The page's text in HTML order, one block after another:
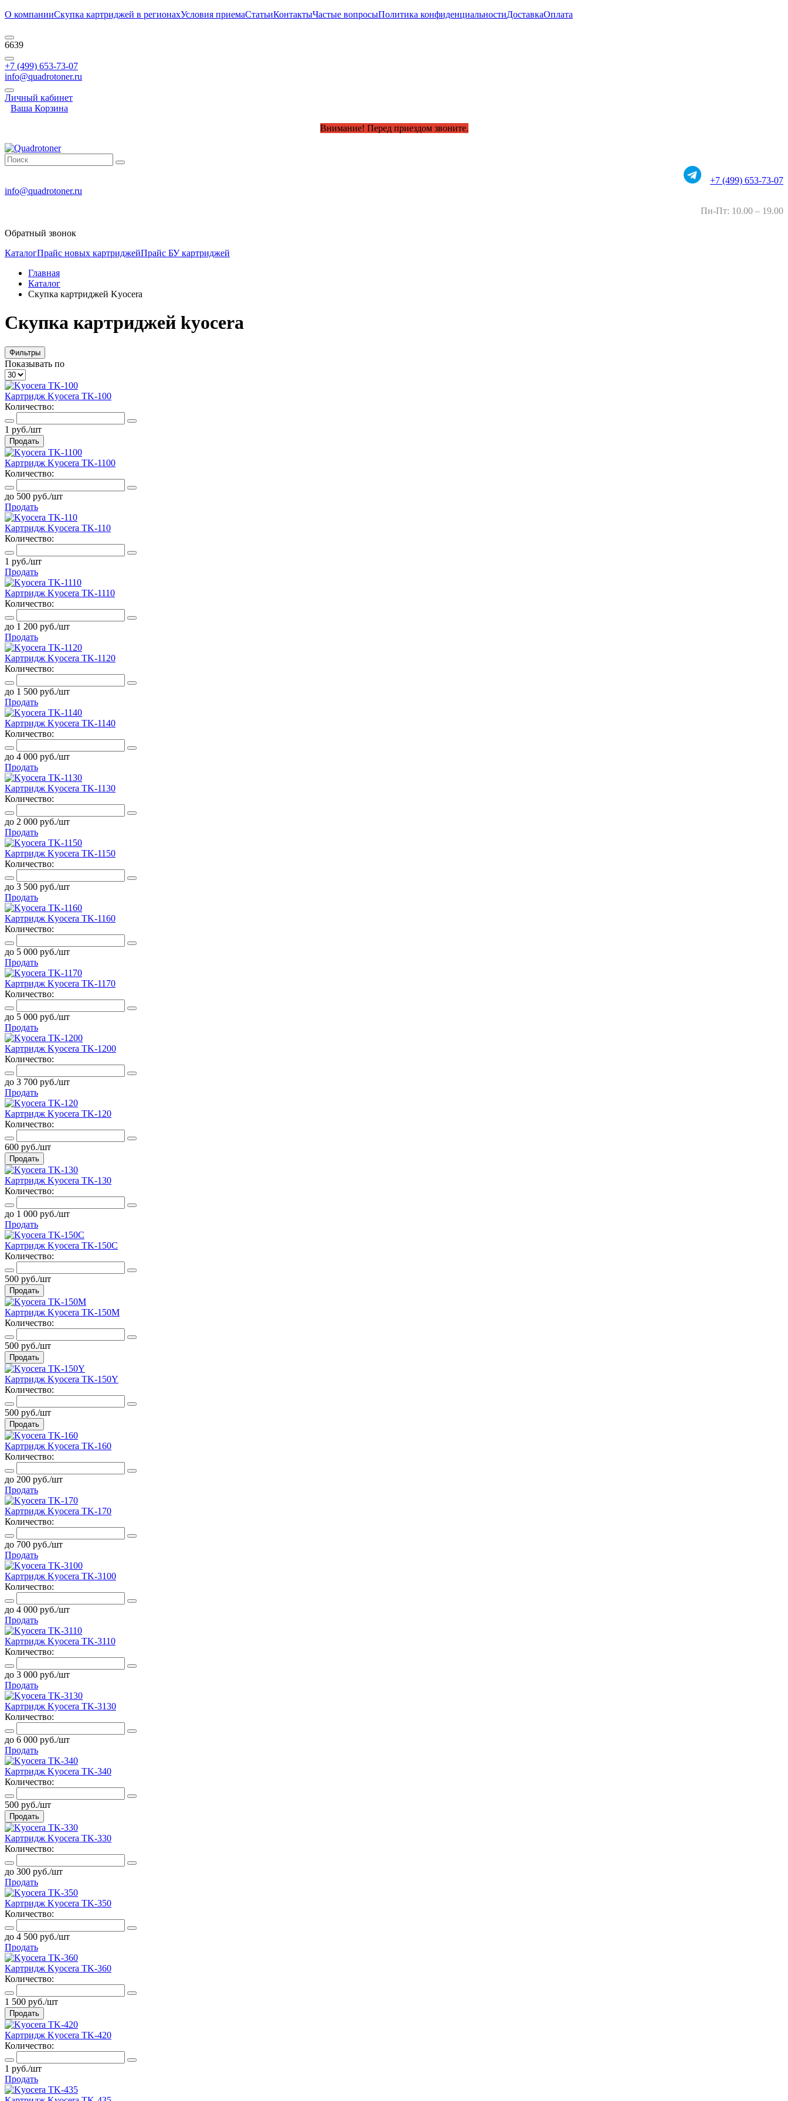
О компанииСкупка картриджей в регионахУсловия приемаСтатьиКонтактыЧастые вопросыПолитика конфиденциальностиДоставкаОплата
6639
+7 (499) 653-73-07
info@quadrotoner.ru
Личный кабинет
Ваша Корзина
Внимание! Перед приездом звоните.
+7 (499) 653-73-07
info@quadrotoner.ru
Пн-Пт: 10.00 – 19.00
Обратный звонок
КаталогПрайс новых картриджейПрайс БУ картриджей
Главная
Каталог
Скупка картриджей Kyocera
Скупка картриджей kyocera
Фильтры
Показывать по
Картридж Kyocera TK-100
Количество:
1 руб./шт
Продать
Картридж Kyocera TK-1100
Количество:
до 500 руб./шт
Продать
Картридж Kyocera TK-110
Количество:
1 руб./шт
Продать
Картридж Kyocera TK-1110
Количество:
до 1 200 руб./шт
Продать
Картридж Kyocera TK-1120
Количество:
до 1 500 руб./шт
Продать
Картридж Kyocera TK-1140
Количество:
до 4 000 руб./шт
Продать
Картридж Kyocera TK-1130
Количество:
до 2 000 руб./шт
Продать
Картридж Kyocera TK-1150
Количество:
до 3 500 руб./шт
Продать
Картридж Kyocera TK-1160
Количество:
до 5 000 руб./шт
Продать
Картридж Kyocera TK-1170
Количество:
до 5 000 руб./шт
Продать
Картридж Kyocera TK-1200
Количество:
до 3 700 руб./шт
Продать
Картридж Kyocera TK-120
Количество:
600 руб./шт
Продать
Картридж Kyocera TK-130
Количество:
до 1 000 руб./шт
Продать
Картридж Kyocera TK-150C
Количество:
500 руб./шт
Продать
Картридж Kyocera TK-150M
Количество:
500 руб./шт
Продать
Картридж Kyocera TK-150Y
Количество:
500 руб./шт
Продать
Картридж Kyocera TK-160
Количество:
до 200 руб./шт
Продать
Картридж Kyocera TK-170
Количество:
до 700 руб./шт
Продать
Картридж Kyocera TK-3100
Количество:
до 4 000 руб./шт
Продать
Картридж Kyocera TK-3110
Количество:
до 3 000 руб./шт
Продать
Картридж Kyocera TK-3130
Количество:
до 6 000 руб./шт
Продать
Картридж Kyocera TK-340
Количество:
500 руб./шт
Продать
Картридж Kyocera TK-330
Количество:
до 300 руб./шт
Продать
Картридж Kyocera TK-350
Количество:
до 4 500 руб./шт
Продать
Картридж Kyocera TK-360
Количество:
1 500 руб./шт
Продать
Картридж Kyocera TK-420
Количество:
1 руб./шт
Продать